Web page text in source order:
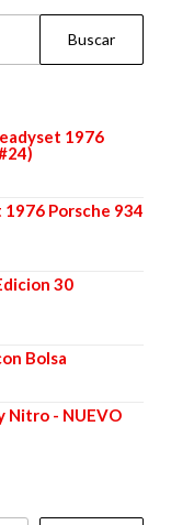
1976
Porsche 934
30
Bolsa
Nitro - NUEVO